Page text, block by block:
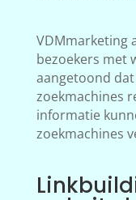
VDMmarketing
bezoekers met
aangetoond
zoekmachines
informatie
zoekmachines